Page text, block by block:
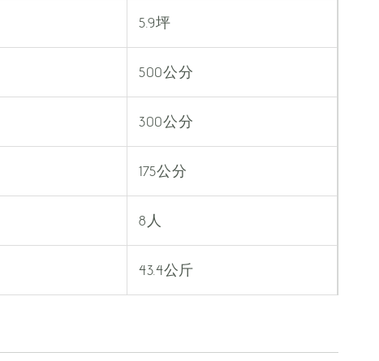
5.9坪
500公分
300公分
175公分
8人
43.4公斤